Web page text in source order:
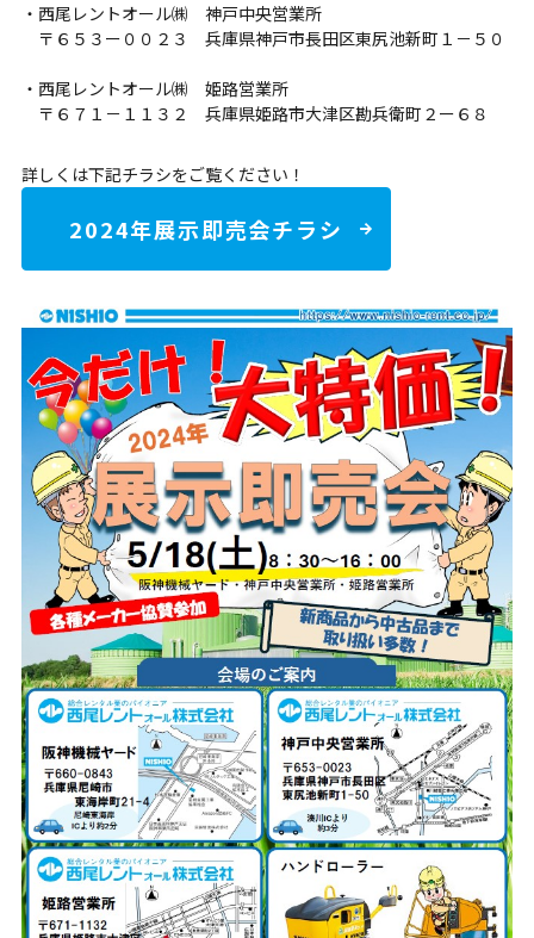
・西尾レントオール㈱ 神戸中央営業所
〒６５３ー００２３ 兵庫県神戸市長田区東尻池新町１－５０
・西尾レントオール㈱ 姫路営業所
〒６７１－１１３２ 兵庫県姫路市大津区勘兵衛町２ー６８
詳しくは下記チラシをご覧ください！
2024年展示即売会チラシ